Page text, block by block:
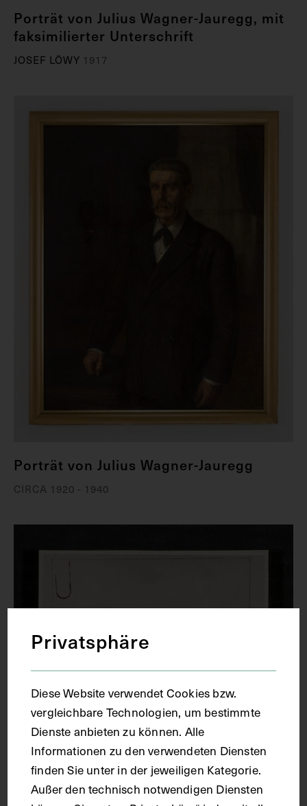
Porträt von Julius Wagner-Jauregg, mit
faksimilierter Unterschrift
JOSEF LÖWY 1917
Porträt von Julius Wagner-Jauregg
CIRCA 1920 - 1940
Künstlerische Darstellung des
Narrenturms in Wien
Privatsphäre
Diese Website verwendet Cookies bzw.
vergleichbare Technologien, um bestimmte
Dienste anbieten zu können. Alle
Informationen zu den verwendeten Diensten
finden Sie unter in der jeweiligen Kategorie.
Außer den technisch notwendigen Diensten